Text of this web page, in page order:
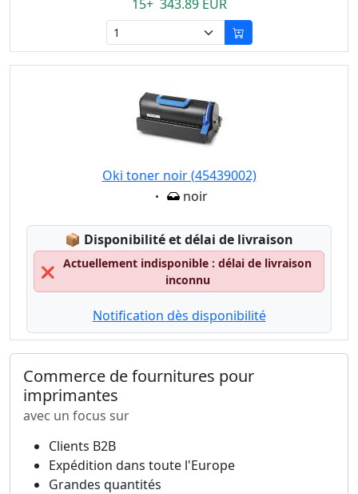
15+ 343.89 EUR
Oki toner noir (45439002)
Eigenschaft:
noir
📦 Lagerstatus:
Disponibilité et délai de livraison
❌
Actuellement indisponible : délai de livraison
inconnu
Notification dès disponibilité
Commerce de fournitures pour
imprimantes
avec un focus sur
Clients B2B
Expédition dans toute l'Europe
Grandes quantités